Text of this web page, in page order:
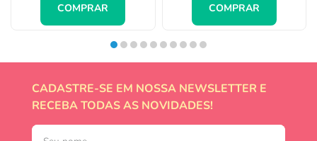
COMPRAR COMPRAR
CADASTRE-SE EM NOSSA NEWSLETTER E
RECEBA TODAS AS NOVIDADES!